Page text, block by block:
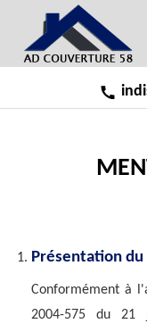
Présentation du
Conformément à
2004-575 du 21